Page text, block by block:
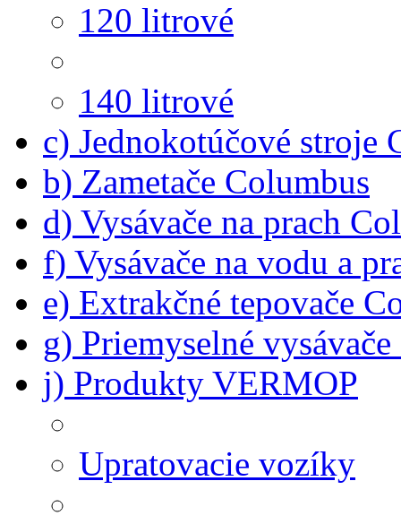
120 litrové
140 litrové
c) Jednokotúčové stroje
b) Zametače Columbus
d) Vysávače na prach
f) Vysávače na vodu a
e) Extrakčné tepovače
g) Priemyselné
j) Produkty VERMOP
Upratovacie vozíky